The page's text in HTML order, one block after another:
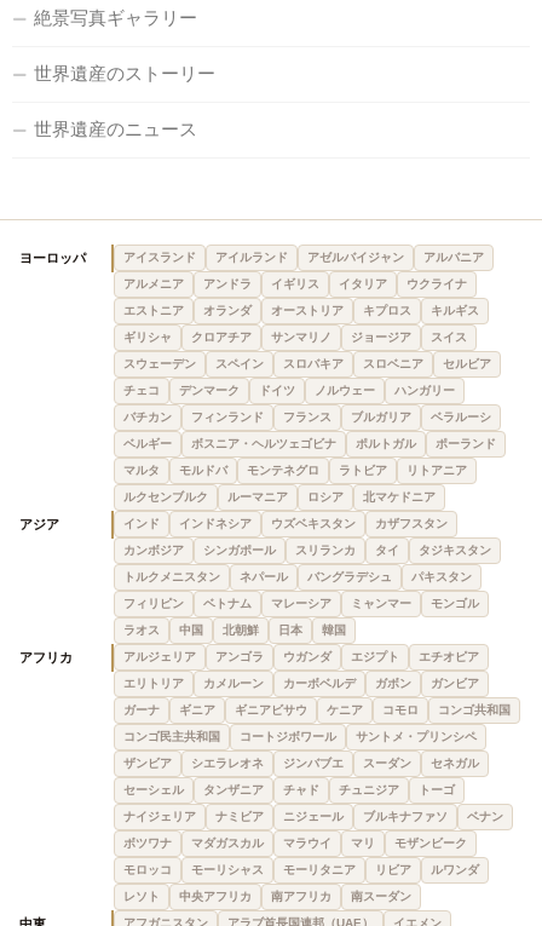
絶景写真ギャラリー
世界遺産のストーリー
世界遺産のニュース
ヨーロッパ アイスランド アイルランド アゼルバイジャン
アルバニア
アルメニア
アンドラ イギリス イタリア
ウクライナ
エストニア
オランダ オーストリア キプロス
キルギス
ギリシャ
クロアチア サンマリノ ジョージア
スイス
スウェーデン
スペイン スロバキア スロベニア
セルビア
チェコ
デンマーク ドイツ ノルウェー
ハンガリー
バチカン
フィンランド フランス ブルガリア
ベラルーシ
ベルギー
ボスニア・ヘルツェゴビナ ポルトガル
ポーランド
マルタ
モルドバ モンテネグロ ラトビア
リトアニア
ルクセンブルク
ルーマニア ロシア 北マケドニア
アジア インド インドネシア ウズベキスタン
カザフスタン
カンボジア
シンガポール スリランカ タイ
タジキスタン
トルクメニスタン
ネパール バングラデシュ
パキスタン
フィリピン
ベトナム マレーシア ミャンマー
モンゴル
ラオス
中国 北朝鮮 日本 韓国
アフリカ アルジェリア アンゴラ ウガンダ エジプト
エチオピア
エリトリア
カメルーン カーボベルデ ガボン
ガンビア
ガーナ
ギニア ギニアビサウ ケニア コモロ
コンゴ共和国
コンゴ民主共和国
コートジボワール
サントメ・プリンシペ
ザンビア
シエラレオネ ジンバブエ スーダン
セネガル
セーシェル
タンザニア チャド チュニジア
トーゴ
ナイジェリア
ナミビア ニジェール ブルキナファソ
ベナン
ボツワナ
マダガスカル マラウイ マリ
モザンビーク
モロッコ
モーリシャス モーリタニア リビア
ルワンダ
レソト
中央アフリカ 南アフリカ 南スーダン
アフガニスタン アラブ首長国連邦（UAE） イエメン